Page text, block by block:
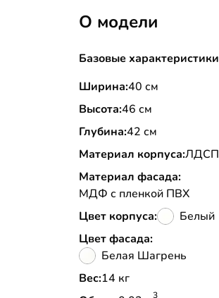
О модели
Базовые характеристики
Ширина:40 см
Высота:46 см
Глубина:42 см
Материал корпуса:ЛДСП
Материал фасада:
МДФ с пленкой ПВХ
Цвет корпуса:
Белый
Цвет фасада:
Белая Шагрень
Вес:
14 кг
3